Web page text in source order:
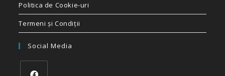
Politica de Cookie-uri
Termeni și Condiții
Social Media